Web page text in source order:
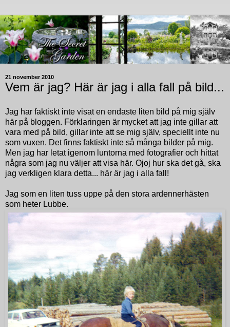
21 november 2010
Vem är jag? Här är jag i alla fall på bild...
Jag har faktiskt inte visat en endaste liten bild på mig själv
här på bloggen. Förklaringen är mycket att jag inte gillar att
vara med på bild, gillar inte att se mig själv, speciellt inte nu
som vuxen. Det finns faktiskt inte så många bilder på mig.
Men jag har letat igenom luntorna med fotografier och hittat
några som jag nu väljer att visa här. Ojoj hur ska det gå, ska
jag verkligen klara detta... här är jag i alla fall!
Jag som en liten tuss uppe på den stora ardennerhästen
som heter Lubbe.